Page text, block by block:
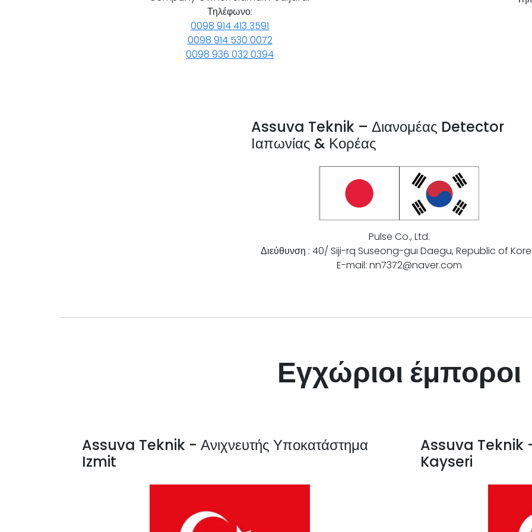
Τηλέφωνο:
0098 914 413 3591
0098 914 530 0072
0098 936 032 0394
Assuva Teknik – Διανομέας Detector
Ιαπωνίας & Κορέας
Pulse Co., Ltd.
Διεύθυνση : 40/ Siji-rq Suseong-guı Daegu, Republic of
E-mail: nn7372@naver.com
Εγχώριοι έμποροι
Assuva Teknik - Ανιχνευτής Υποκατάστημα
Izmit
Assuva Teknik -
Kayseri